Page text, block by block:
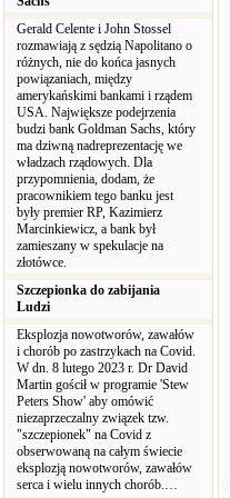
Gerald Celente i John Stossel
rozmawiają z sędzią Napolitano o
różnych, nie do końca jasnych
powiązaniach, między
amerykańskimi bankami i rządem
USA. Największe podejrzenia
budzi bank Goldman Sachs, który
ma dziwną nadreprezentację we
władzach rządowych. Dla
przypomnienia, dodam, że
pracownikiem tego banku jest
były premier RP, Kazimierz
Marcinkiewicz, a bank był
zamieszany w spekulacje na
złotówce.
Szczepionka do zabijania
Ludzi
Eksplozja nowotworów, zawałów
i chorób po zastrzykach na Covid.
W dn. 8 lutego 2023 r. Dr David
Martin gościł w programie 'Stew
Peters Show' aby omówić
niezaprzeczalny związek tzw.
"szczepionek" na Covid z
obserwowaną na całym świecie
eksplozją nowotworów, zawałów
serca i wielu innych chorób.…